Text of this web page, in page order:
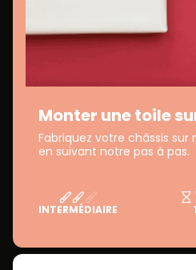
Monter une toile
Fabriquez votre châssis
en suivant notre pas à pas.
INTERMÉDIAIRE